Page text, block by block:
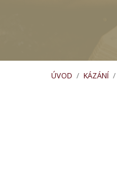
ÚVOD / KÁZÁNÍ /